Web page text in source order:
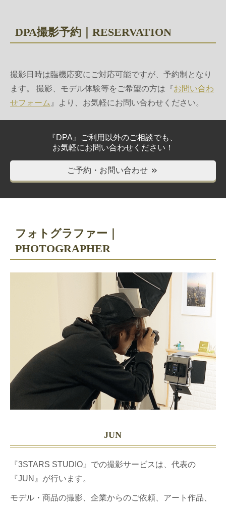
DPA撮影予約｜RESERVATION
撮影日時は臨機応変にご対応可能ですが、予約制となり
ます。 撮影、モデル体験等をご希望の方は『 お問い合わ
せフォーム』より、お気軽にお問い合わせください。
『DPA』ご利用以外のご相談でも、
お気軽にお問い合わせください！
ご予約・お問い合わせ ＞＞
フォトグラファー｜
PHOTOGRAPHER
JUN
『3STARS STUDIO』での撮影サービスは、代表の
『JUN』が行います。
モデル・商品の撮影、企業からのご依頼、アート作品、